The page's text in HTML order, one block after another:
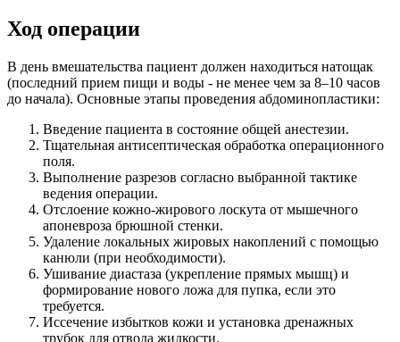
Ход операции
В день вмешательства пациент должен находиться натощак
(последний прием пищи и воды - не менее чем за 8–10 часов
до начала). Основные этапы проведения абдоминопластики:
Введение пациента в состояние общей анестезии.
Тщательная антисептическая обработка операционного
поля.
Выполнение разрезов согласно выбранной тактике
ведения операции.
Отслоение кожно-жирового лоскута от мышечного
апоневроза брюшной стенки.
Удаление локальных жировых накоплений с помощью
канюли (при необходимости).
Ушивание диастаза (укрепление прямых мышц) и
формирование нового ложа для пупка, если это
требуется.
Иссечение избытков кожи и установка дренажных
трубок для отвода жидкости.